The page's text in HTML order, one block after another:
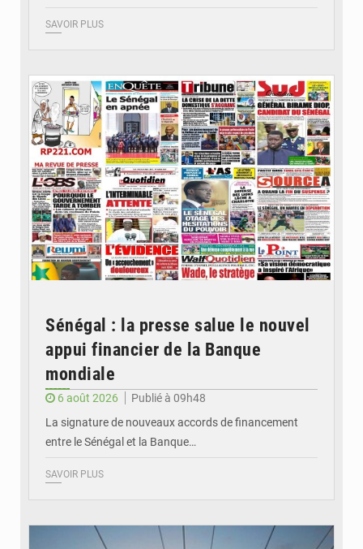
SAVOIR PLUS
Sénégal : la presse salue le nouvel
appui financier de la Banque
mondiale
6 août 2026
Publié à 09h48
La signature de nouveaux accords de financement
entre le Sénégal et la Banque…
SAVOIR PLUS